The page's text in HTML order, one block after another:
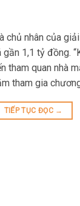
chủ nhân của
1,1 tỷ đồng.
tham quan nhà
tham gia
TIẾP TỤC ĐỌC →